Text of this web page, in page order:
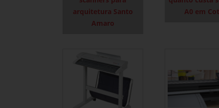
arquitetura Santo
Amaro
A0 em